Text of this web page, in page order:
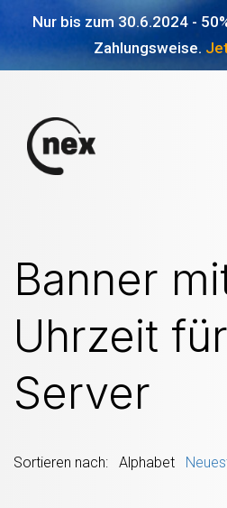
Nur bis zum 30.6.2024 -
Zahlungsweise.
Banner
Uhrzeit
Server
Sortieren nach: Alphabet